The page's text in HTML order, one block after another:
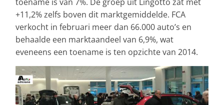
+11,2% zelfs boven dit marktgemiddelde. FCA
verkocht in februari meer dan 66.000 auto’s en
behaalde een marktaandeel van 6,9%, wat
eveneens een toename is ten opzichte van 2014.